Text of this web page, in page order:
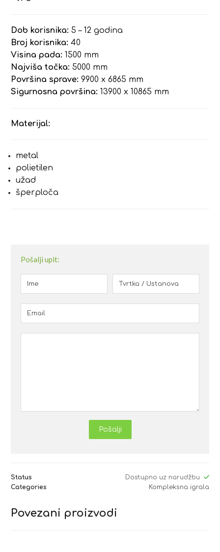
Dob korisnika: 5 – 12 godina
Broj korisnika: 40
Visina pada: 1500 mm
Najviša točka: 5000 mm
Površina sprave: 9900 x 6865 mm
Sigurnosna površina: 13900 x 10865 mm
Materijal:
metal
polietilen
užad
šperploča
Pošalji upit:
Pošalji
Status
Dostupno uz narudžbu
Categories
Kompleksna igrala
Povezani proizvodi